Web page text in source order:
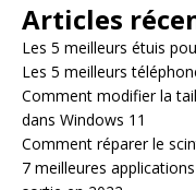
Articles
Les 5 meilleurs étuis
Les 5 meilleurs
Comment modifier la
dans Windows 11
Comment réparer le
7 meilleures